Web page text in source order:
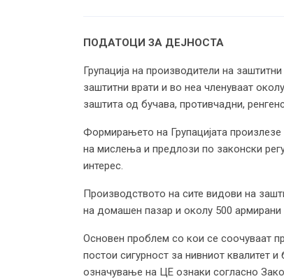
ПОДАТОЦИ ЗА ДЕЈНОСТА
Групација на производители на
заштитни врати и во неа членуваат
заштита од бучава, противчадни,
Формирањето на Групацијата
на мислења и предлози по законски
интерес.
Производството на сите видови на
на домашен пазар и околу 500 армирани
Основен проблем со кои се соочуваат
постои сигурност за нивниот квалитет
означување на ЦЕ ознаки согласно